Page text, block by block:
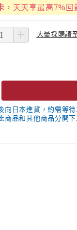
，天天享最高7%回
大量採購請
向日本進貨，約需等
商品和其他商品分開下